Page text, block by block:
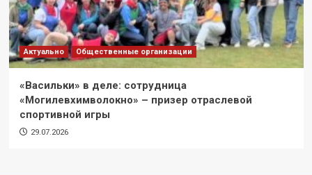
Актуально Общественные организации
«Васильки» в деле: сотрудница
«Могилевхимволокно» – призер отраслевой
спортивной игры
29.07.2026